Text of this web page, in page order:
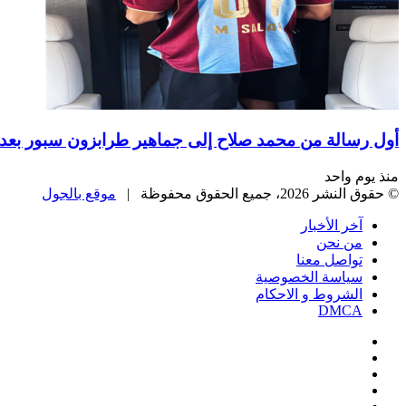
أول رسالة من محمد صلاح إلى جماهير طرابزون سبور بعد
منذ يوم واحد
© حقوق النشر 2026، جميع الحقوق محفوظة |
موقع بالجول
آخر الأخبار
من نحن
تواصل معنا
سياسة الخصوصية
الشروط و الاحكام
DMCA